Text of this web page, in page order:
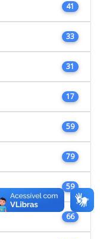
41
33
31
17
59
79
59
66